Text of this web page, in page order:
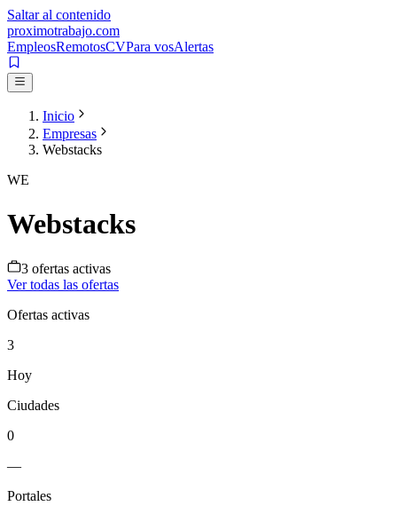
Saltar al contenido
proximotrabajo.com
EmpleosRemotosCVPara vosAlertas
Inicio
Empresas
Webstacks
WE
Webstacks
3 ofertas activas
Ver todas las ofertas
Ofertas activas
3
Hoy
Ciudades
0
—
Portales